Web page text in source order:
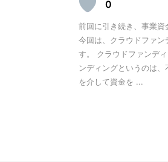
0
前回に引き続き、事業資
今回は、クラウドファン
す。 クラウドファンデ
ンディングというのは
を介して資金を ...